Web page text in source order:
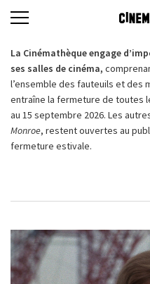
La Cinémathèque engage
ses salles de cinéma,
l’ensemble des fauteuils et des
entraîne la fermeture de toutes
au 15 septembre 2026. Les
Monroe, restent ouvertes au
fermeture estivale.